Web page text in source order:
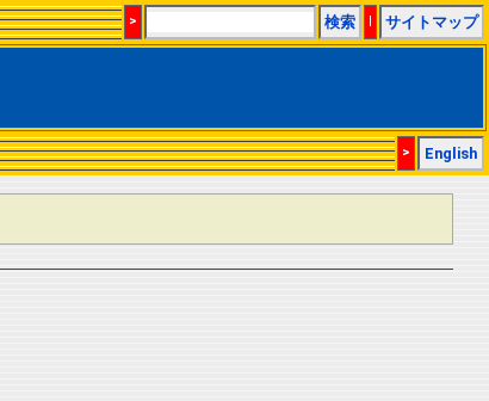
> 検索 | サイトマップ
> English